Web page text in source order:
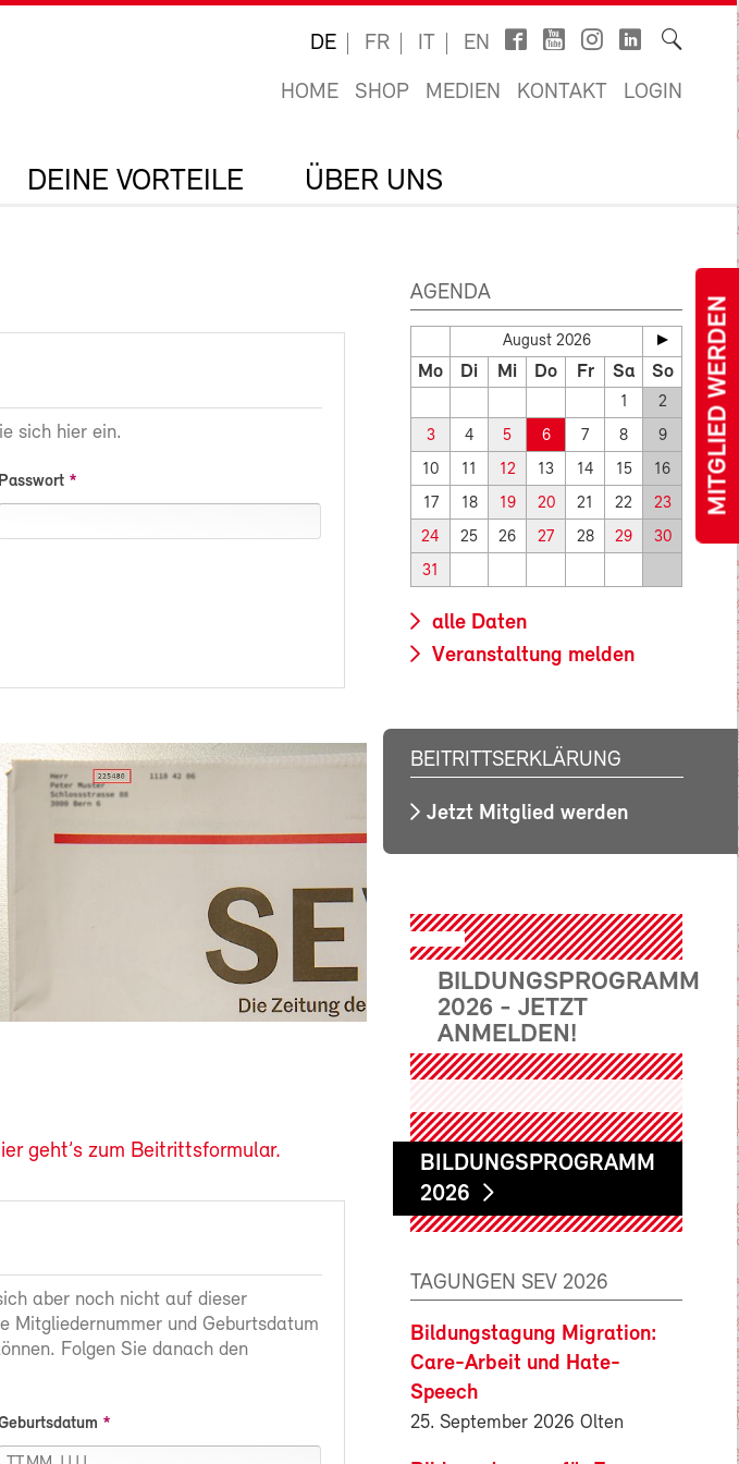
MITGLIED WERDEN
DE FR IT EN
HOME SHOP MEDIEN KONTAKT LOGIN
DEINE VORTEILE ÜBER UNS
sich hier ein.
Passwort
geht’s zum Beitrittsformular.
aber noch nicht auf dieser
Mitgliedernummer und Geburtsdatum
Folgen Sie danach den
AGENDA
August 2026
Mo Di Mi Do Fr Sa So
1 2
3 4 5 6 7 8 9
10 11 12 13 14 15 16
17 18 19 20 21 22 23
24 25 26 27 28 29 30
31
alle Daten
Veranstaltung melden
BEITRITTSERKLÄRUNG
Jetzt Mitglied werden
BILDUNGSPROGRAMM
2026 - JETZT
ANMELDEN!
BILDUNGSPROGRAMM
2026
TAGUNGEN SEV 2026
Bildungstagung Migration:
Care-Arbeit und Hate-
Speech
25. September 2026 Olten